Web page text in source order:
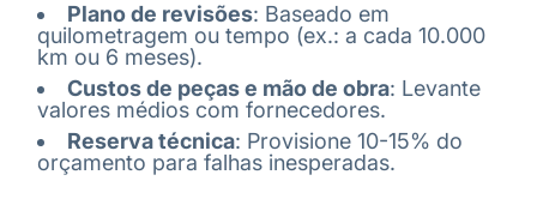
Plano de revisões: Baseado em
quilometragem ou tempo (ex.: a cada 10.000
km ou 6 meses).
Custos de peças e mão de obra: Levante
valores médios com fornecedores.
Reserva técnica: Provisione 10-15% do
orçamento para falhas inesperadas.